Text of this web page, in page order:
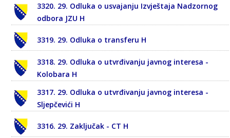
3320. 29. Odluka o usvajanju Izvještaja Nadzornog
odbora JZU H
3319. 29. Odluka o transferu H
3318. 29. Odluka o utvrđivanju javnog interesa -
Kolobara H
3317. 29. Odluka o utvrđivanju javnog interesa -
Sljepčevići H
3316. 29. Zaključak - CT H